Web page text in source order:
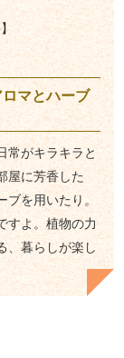
マとハーブ
常がキラキラと
屋に芳香した
ブを用いたり。
すよ。植物の力
、暮らしが楽し